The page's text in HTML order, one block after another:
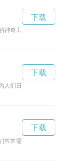
神奇工具，不仅能够
下载
人们日常生活中不可
下载
常常需要使用跳墙工
下载